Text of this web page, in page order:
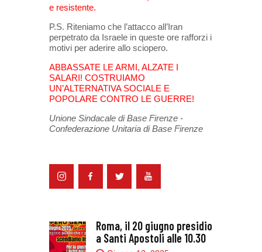
e resistente.
P.S. Riteniamo che l’attacco all’Iran
perpetrato da Israele in queste ore rafforzi i
motivi per aderire allo sciopero.
ABBASSATE LE ARMI, ALZATE I
SALARI! COSTRUIAMO
UN’ALTERNATIVA SOCIALE E
POPOLARE CONTRO LE GUERRE!
Unione Sindacale di Base Firenze -
Confederazione Unitaria di Base Firenze
Roma, il 20 giugno presidio
a Santi Apostoli alle 10.30